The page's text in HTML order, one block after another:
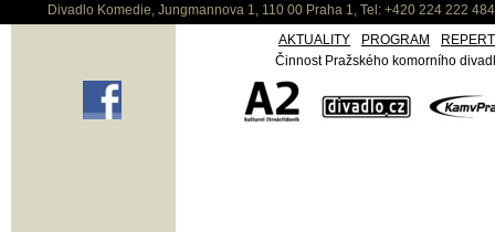
Divadlo Komedie, Jungmannova 1, 110 00 Praha 1, Tel: +420 224 222
AKTUALITY
PROGRAM
Činnost Pražského komorního